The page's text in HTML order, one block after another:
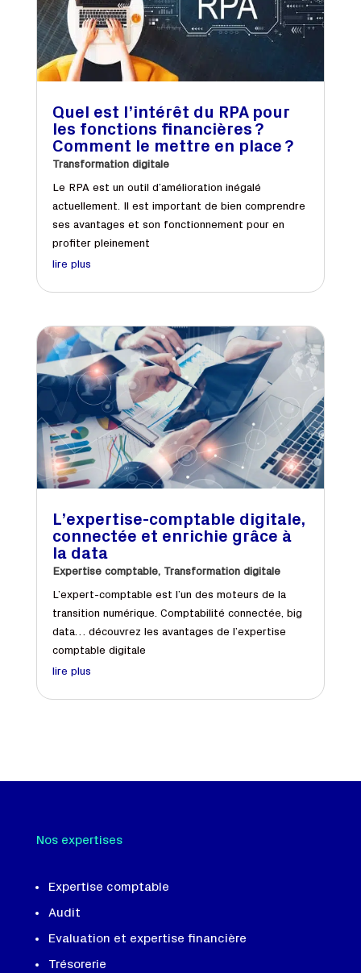
Quel est l’intérêt du RPA pour
les fonctions financières ?
Comment le mettre en place ?
Transformation digitale
Le RPA est un outil d’amélioration inégalé
actuellement. Il est important de bien comprendre
ses avantages et son fonctionnement pour en
profiter pleinement
lire plus
L’expertise-comptable digitale,
connectée et enrichie grâce à
la data
Expertise comptable, Transformation digitale
L’expert-comptable est l’un des moteurs de la
transition numérique. Comptabilité connectée, big
data… découvrez les avantages de l’expertise
comptable digitale
lire plus
Nos expertises
Expertise comptable
Audit
Evaluation et expertise financière
Trésorerie